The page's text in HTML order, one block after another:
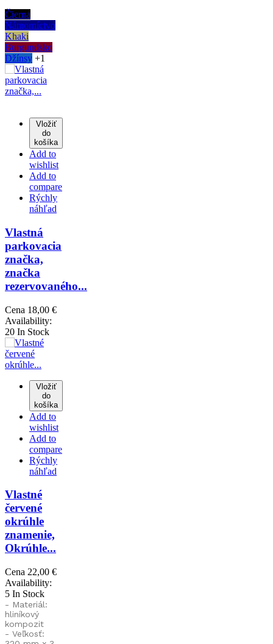
Čierna
Námorníctvo
Khaki
Burgundsko
Džínsy +1
Vložiť
do
košíka
Add to
wishlist
Add to
compare
Rýchly
náhľad
Vlastná
parkovacia
značka,
značka
rezervovaného...
Cena 18,00 €
Availability:
20 In Stock
Vložiť
do
košíka
Add to
wishlist
Add to
compare
Rýchly
náhľad
Vlastné
červené
okrúhle
znamenie,
Okrúhle...
Cena 22,00 €
Availability:
5 In Stock
- Materiál:
hliníkový
kompozit
- Veľkosť: